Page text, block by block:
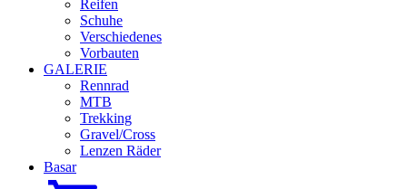
Reifen
Schuhe
Verschiedenes
Vorbauten
GALERIE
Rennrad
MTB
Trekking
Gravel/Cross
Lenzen Räder
Basar